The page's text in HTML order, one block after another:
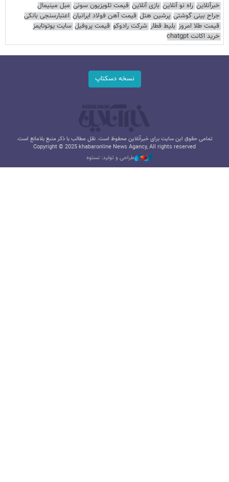
خبرآنلاین راه نو آنلاین بازی آنلاین قیمت تلویزیون سونی مبل مینیمال
جراح بینی گوشتی پرشین هتل قیمت آهن فولاد ایرانیان اعتبارسنجی بانکی
قیمت طلا امروز بلیط قطار شرکت رادوکو قیمت پروفیل سایت یوتوتایمز
خرید اکانت chatgpt
نسخه دسکتاپ
تمامی حقوق این سایت برای خبرآنلاین محفوظ است. نقل مطالب با ذکر منبع بلامانع است.
Copyright © 2025 khabaronline News Agancy, All rights reserved
طراحی و تولید: نستوه